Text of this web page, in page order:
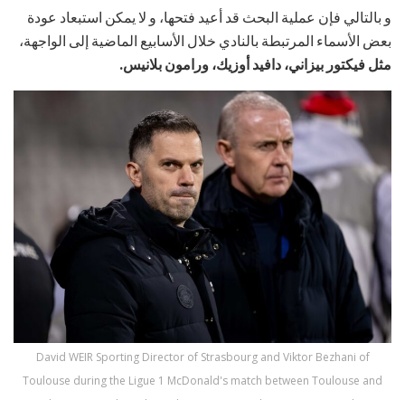
و بالتالي فإن عملية البحث قد أعيد فتحها، و لا يمكن استبعاد عودة
بعض الأسماء المرتبطة بالنادي خلال الأسابيع الماضية إلى الواجهة،
مثل فيكتور بيزاني، دافيد أوزيك، ورامون بلانيس.
David WEIR Sporting Director of Strasbourg and Viktor Bezhani of
Toulouse during the Ligue 1 McDonald's match between Toulouse and